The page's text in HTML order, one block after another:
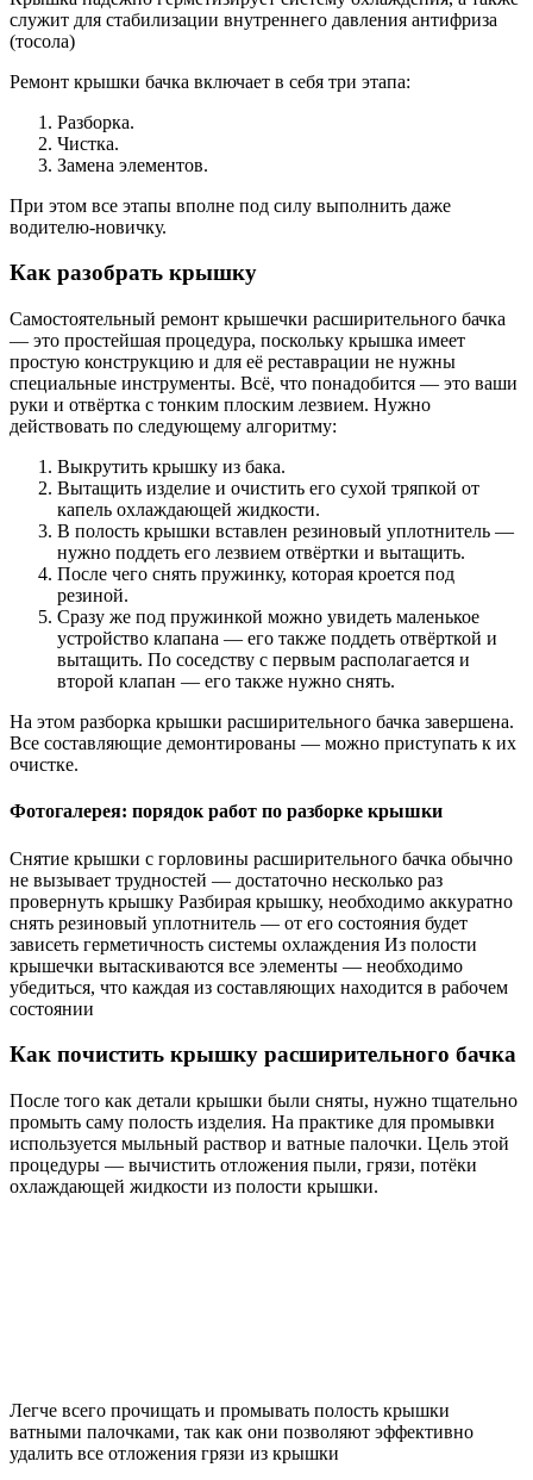
служит для стабилизации внутреннего давления антифриза
(тосола)
Ремонт крышки бачка включает в себя три этапа:
Разборка.
Чистка.
Замена элементов.
При этом все этапы вполне под силу выполнить даже
водителю-новичку.
Как разобрать крышку
Самостоятельный ремонт крышечки расширительного бачка
— это простейшая процедура, поскольку крышка имеет
простую конструкцию и для её реставрации не нужны
специальные инструменты. Всё, что понадобится — это ваши
руки и отвёртка с тонким плоским лезвием. Нужно
действовать по следующему алгоритму:
Выкрутить крышку из бака.
Вытащить изделие и очистить его сухой тряпкой от
капель охлаждающей жидкости.
В полость крышки вставлен резиновый уплотнитель —
нужно поддеть его лезвием отвёртки и вытащить.
После чего снять пружинку, которая кроется под
резиной.
Сразу же под пружинкой можно увидеть маленькое
устройство клапана — его также поддеть отвёрткой и
вытащить. По соседству с первым располагается и
второй клапан — его также нужно снять.
На этом разборка крышки расширительного бачка завершена.
Все составляющие демонтированы — можно приступать к их
очистке.
Фотогалерея: порядок работ по разборке крышки
Снятие крышки с горловины расширительного бачка обычно
не вызывает трудностей — достаточно несколько раз
провернуть крышку Разбирая крышку, необходимо аккуратно
снять резиновый уплотнитель — от его состояния будет
зависеть герметичность системы охлаждения Из полости
крышечки вытаскиваются все элементы — необходимо
убедиться, что каждая из составляющих находится в рабочем
состоянии
Как почистить крышку расширительного бачка
После того как детали крышки были сняты, нужно тщательно
промыть саму полость изделия. На практике для промывки
используется мыльный раствор и ватные палочки. Цель этой
процедуры — вычистить отложения пыли, грязи, потёки
охлаждающей жидкости из полости крышки.
Легче всего прочищать и промывать полость крышки
ватными палочками, так как они позволяют эффективно
удалить все отложения грязи из крышки